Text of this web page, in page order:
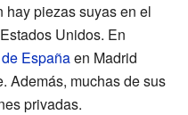
hay piezas suyas en el
Unidos. En
Españaen Madrid
Además, muchas de sus
privadas.